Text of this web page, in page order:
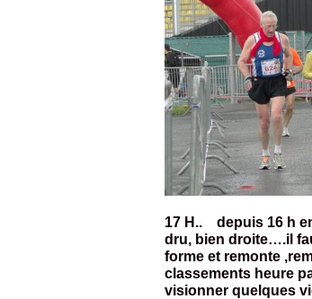
17 H.. depuis 16 h
dru, bien droite….il
forme et remonte
classements heure
visionner quelques